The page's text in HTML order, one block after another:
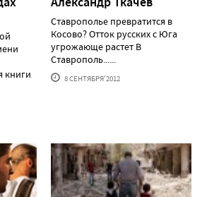
книги
Ставрополье превратится в
Косово? Отток русских с Юга
угрожающе растет В
Ставрополь......
8 СЕНТЯБРЯ'2012